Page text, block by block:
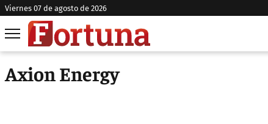
viernes 07 de agosto de 2026
Axion Energy